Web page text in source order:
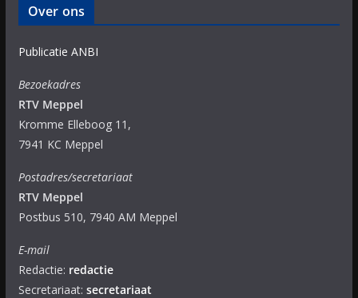
Over ons
Publicatie ANBI
Bezoekadres
RTV Meppel
Kromme Elleboog 11,
7941 KC Meppel
Postadres/secretariaat
RTV Meppel
Postbus 510, 7940 AM Meppel
E-mail
Redactie: redactie
Secretariaat: secretariaat